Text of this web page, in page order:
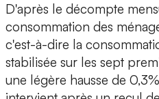
D'après le décompte
consommation des
c'est-à-dire la
stabilisée sur les sept
une légère hausse de